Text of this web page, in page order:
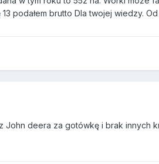
podałem brutto Dla twojej wiedzy.
John deera za gotówkę i brak innych